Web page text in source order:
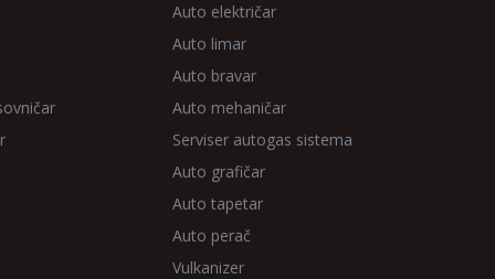
Auto električar
Auto limar
Auto bravar
Auto mehaničar
Serviser autogas sistema
Auto grafičar
Auto tapetar
Auto perač
Vulkanizer